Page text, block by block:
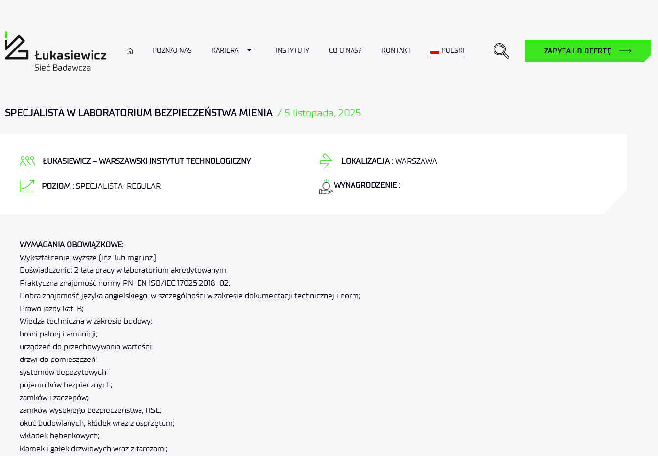
POZNAJ NAS KARIERA Toggle Dropdown
INSTYTUTY CO U NAS? KONTAKT POLSKI ZAPYTAJ O OFERTĘ
SPECJALISTA W LABORATORIUM BEZPIECZEŃSTWA MIENIA / 5 listopada, 2025
ŁUKASIEWICZ – WARSZAWSKI INSTYTUT TECHNOLOGICZNY LOKALIZACJA : WARSZAWA
POZIOM : SPECJALISTA-REGULAR WYNAGRODZENIE :
WYMAGANIA OBOWIĄZKOWE:
Wykształcenie: wyższe (inż. lub mgr inż.)
Doświadczenie: 2 lata pracy w laboratorium akredytowanym;
Praktyczna znajomość normy PN-EN ISO/IEC 17025:2018-02;
Dobra znajomość języka angielskiego, w szczególności w zakresie dokumentacji technicznej i norm;
Prawo jazdy kat. B;
Wiedza techniczna w zakresie budowy:
broni palnej i amunicji;
urządzeń do przechowywania wartości;
drzwi do pomieszczeń;
systemów depozytowych;
pojemników bezpiecznych;
zamków i zaczepów;
zamków wysokiego bezpieczeństwa, HSL;
okuć budowlanych, kłódek wraz z osprzętem;
wkładek bębenkowych;
klamek i gałek drzwiowych wraz z tarczami;